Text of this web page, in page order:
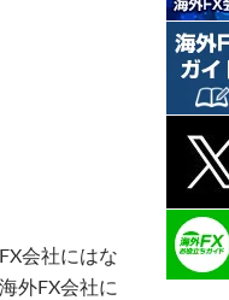
会社にはな
外FX会社に